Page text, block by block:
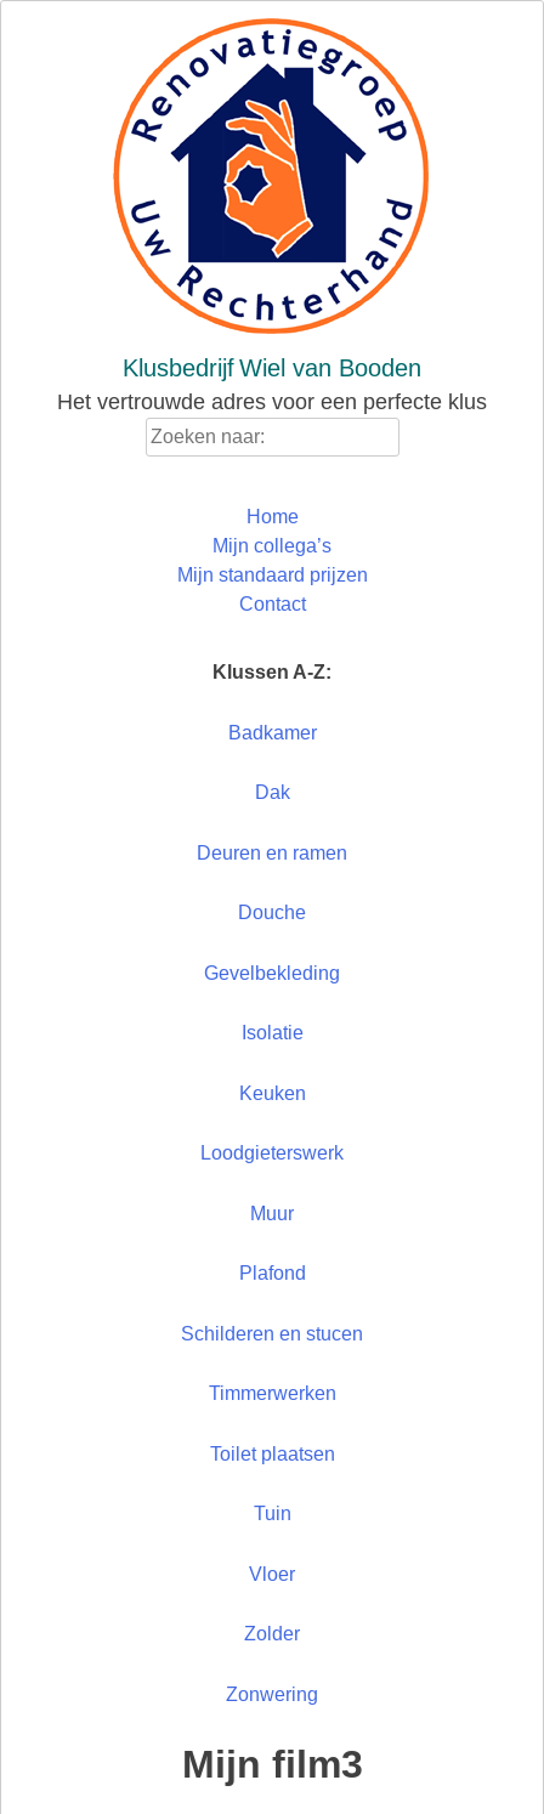
KlusbedrijfWiel van Booden
Het vertrouwde adres voor een perfecte klus
Home
Mijn collega’s
Mijn standaard prijzen
Contact
Klussen A-Z:
Badkamer
Dak
Deuren en ramen
Douche
Gevelbekleding
Isolatie
Keuken
Loodgieterswerk
Muur
Plafond
Schilderen en stucen
Timmerwerken
Toilet plaatsen
Tuin
Vloer
Zolder
Zonwering
Mijn film3